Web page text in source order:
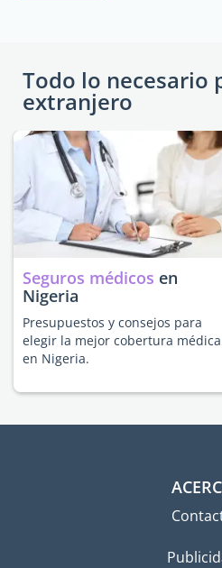
Todo lo necesario
extranjero
Seguros médicos en
Nigeria
Presupuestos y consejos para
elegir la mejor cobertura médica
en Nigeria.